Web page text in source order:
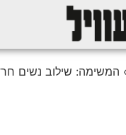
המשימה: שילוב נשים